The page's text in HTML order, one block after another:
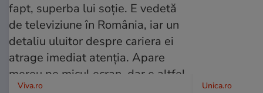
Viva.ro Unica.ro